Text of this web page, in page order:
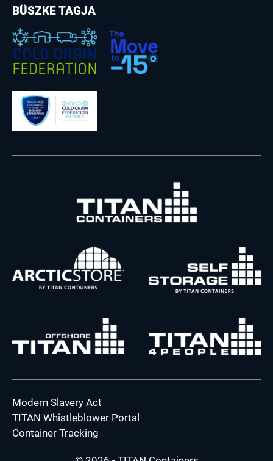
BÜSZKE TAGJA
Modern Slavery Act
TITAN Whistleblower Portal
Container Tracking